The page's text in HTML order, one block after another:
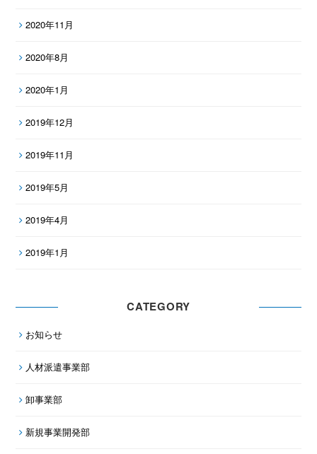
2020年11月
2020年8月
2020年1月
2019年12月
2019年11月
2019年5月
2019年4月
2019年1月
CATEGORY
お知らせ
人材派遣事業部
卸事業部
新規事業開発部